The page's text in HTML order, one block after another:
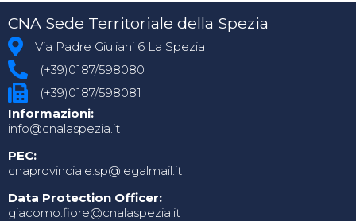
CNA Sede Territoriale della Spezia
Via Padre Giuliani 6 La Spezia
(+39)0187/598080
(+39)0187/598081
Informazioni:
info@cnalaspezia.it
PEC:
cnaprovinciale.sp@legalmail.it
Data Protection Officer:
giacomo.fiore@cnalaspezia.it